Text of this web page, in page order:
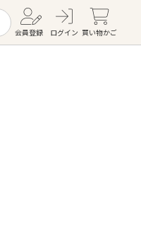
会員登録 ログイン 買い物かご